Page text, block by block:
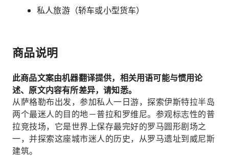
私人旅游（轿车或小型货车）
商品说明
此商品文案由机器翻译提供，相关用语可能与惯用论
述、原文内容有所差异，请知悉。
从萨格勒布出发，参加私人一日游，探索伊斯特拉半岛
两个最迷人的目的地－普拉和罗维尼。参观标志性的普
拉竞技场，它是世界上保存最完好的罗马圆形剧场之
一，并探索这座城市迷人的历史，从罗马遗址到威尼斯
建筑。